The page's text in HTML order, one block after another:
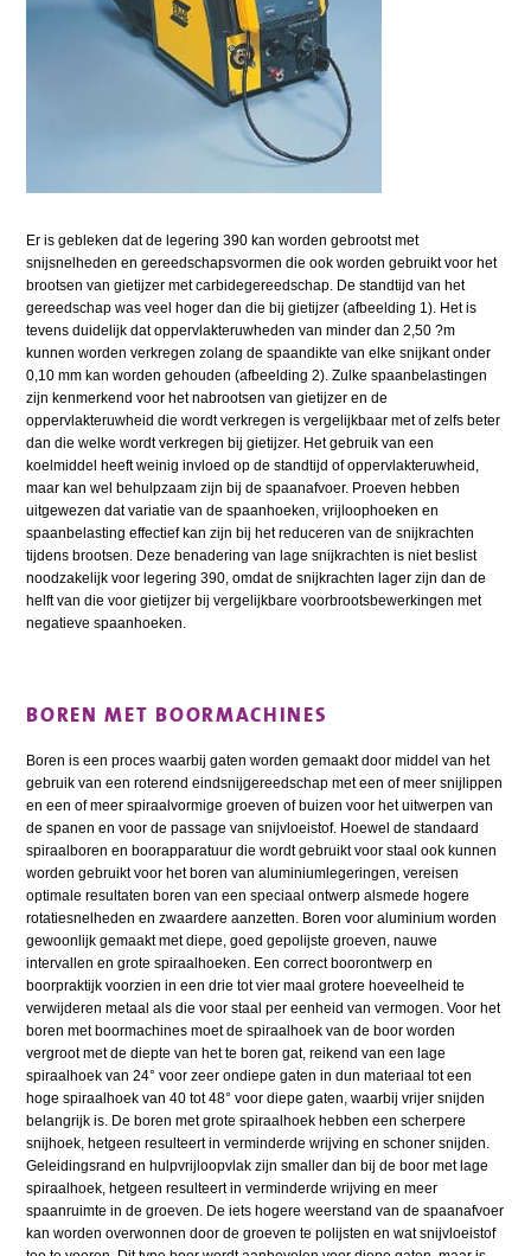
Er is gebleken dat de legering 390 kan worden gebrootst met
snijsnelheden en gereedschapsvormen die ook worden gebruikt voor het
brootsen van gietijzer met carbidegereedschap. De standtijd van het
gereedschap was veel hoger dan die bij gietijzer (afbeelding 1). Het is
tevens duidelijk dat oppervlakteruwheden van minder dan 2,50 ?m
kunnen worden verkregen zolang de spaandikte van elke snijkant onder
0,10 mm kan worden gehouden (afbeelding 2). Zulke spaanbelastingen
zijn kenmerkend voor het nabrootsen van gietijzer en de
oppervlakteruwheid die wordt verkregen is vergelijkbaar met of zelfs beter
dan die welke wordt verkregen bij gietijzer. Het gebruik van een
koelmiddel heeft weinig invloed op de standtijd of oppervlakteruwheid,
maar kan wel behulpzaam zijn bij de spaanafvoer. Proeven hebben
uitgewezen dat variatie van de spaanhoeken, vrijloophoeken en
spaanbelasting effectief kan zijn bij het reduceren van de snijkrachten
tijdens brootsen. Deze benadering van lage snijkrachten is niet beslist
noodzakelijk voor legering 390, omdat de snijkrachten lager zijn dan de
helft van die voor gietijzer bij vergelijkbare voorbrootsbewerkingen met
negatieve spaanhoeken.
BOREN MET BOORMACHINES
Boren is een proces waarbij gaten worden gemaakt door middel van het
gebruik van een roterend eindsnijgereedschap met een of meer snijlippen
en een of meer spiraalvormige groeven of buizen voor het uitwerpen van
de spanen en voor de passage van snijvloeistof. Hoewel de standaard
spiraalboren en boorapparatuur die wordt gebruikt voor staal ook kunnen
worden gebruikt voor het boren van aluminiumlegeringen, vereisen
optimale resultaten boren van een speciaal ontwerp alsmede hogere
rotatiesnelheden en zwaardere aanzetten. Boren voor aluminium worden
gewoonlijk gemaakt met diepe, goed gepolijste groeven, nauwe
intervallen en grote spiraalhoeken. Een correct boorontwerp en
boorpraktijk voorzien in een drie tot vier maal grotere hoeveelheid te
verwijderen metaal als die voor staal per eenheid van vermogen. Voor het
boren met boormachines moet de spiraalhoek van de boor worden
vergroot met de diepte van het te boren gat, reikend van een lage
spiraalhoek van 24° voor zeer ondiepe gaten in dun materiaal tot een
hoge spiraalhoek van 40 tot 48° voor diepe gaten, waarbij vrijer snijden
belangrijk is. De boren met grote spiraalhoek hebben een scherpere
snijhoek, hetgeen resulteert in verminderde wrijving en schoner snijden.
Geleidingsrand en hulpvrijloopvlak zijn smaller dan bij de boor met lage
spiraalhoek, hetgeen resulteert in verminderde wrijving en meer
spaanruimte in de groeven. De iets hogere weerstand van de spaanafvoer
kan worden overwonnen door de groeven te polijsten en wat snijvloeistof